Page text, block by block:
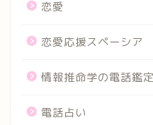
恋愛
恋愛応援スペーシア
情報推命学の電話鑑定
電話占い